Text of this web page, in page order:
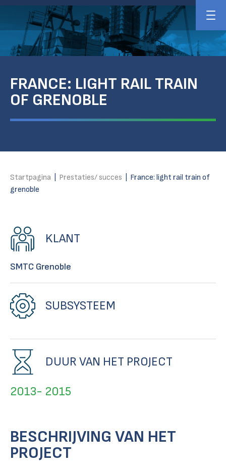
FRANCE: LIGHT RAIL TRAIN
OF GRENOBLE
Startpagina Prestaties/ succes
France: light rail train of
grenoble
KLANT
SMTC Grenoble
SUBSYSTEEM
DUUR VAN HET PROJECT
2013- 2015
BESCHRIJVING VAN HET
PROJECT